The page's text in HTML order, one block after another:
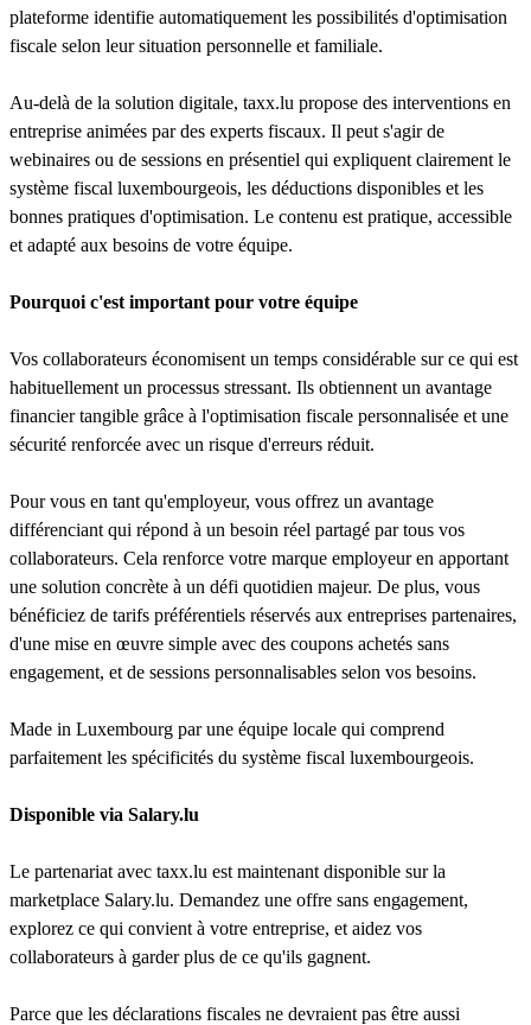
plateforme identifie automatiquement les possibilités d'optimisation
fiscale selon leur situation personnelle et familiale.
Au-delà de la solution digitale, taxx.lu propose des interventions en
entreprise animées par des experts fiscaux. Il peut s'agir de
webinaires ou de sessions en présentiel qui expliquent clairement le
système fiscal luxembourgeois, les déductions disponibles et les
bonnes pratiques d'optimisation. Le contenu est pratique, accessible
et adapté aux besoins de votre équipe.
Pourquoi c'est important pour votre équipe
Vos collaborateurs économisent un temps considérable sur ce qui est
habituellement un processus stressant. Ils obtiennent un avantage
financier tangible grâce à l'optimisation fiscale personnalisée et une
sécurité renforcée avec un risque d'erreurs réduit.
Pour vous en tant qu'employeur, vous offrez un avantage
différenciant qui répond à un besoin réel partagé par tous vos
collaborateurs. Cela renforce votre marque employeur en apportant
une solution concrète à un défi quotidien majeur. De plus, vous
bénéficiez de tarifs préférentiels réservés aux entreprises partenaires,
d'une mise en œuvre simple avec des coupons achetés sans
engagement, et de sessions personnalisables selon vos besoins.
Made in Luxembourg par une équipe locale qui comprend
parfaitement les spécificités du système fiscal luxembourgeois.
Disponible via Salary.lu
Le partenariat avec taxx.lu est maintenant disponible sur la
marketplace Salary.lu. Demandez une offre sans engagement,
explorez ce qui convient à votre entreprise, et aidez vos
collaborateurs à garder plus de ce qu'ils gagnent.
Parce que les déclarations fiscales ne devraient pas être aussi